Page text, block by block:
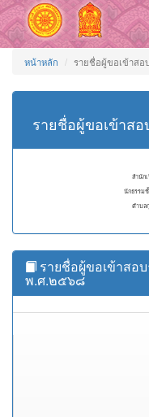
หน้าหลัก รายชื่อผู้ขอเข้าส
รายชื่อผู้ขอเข้าส
สำนัก
นักธรรม
ตำบล
รายชื่อผู้ขอเข้าสอ
พ.ศ.๒๕๖๘